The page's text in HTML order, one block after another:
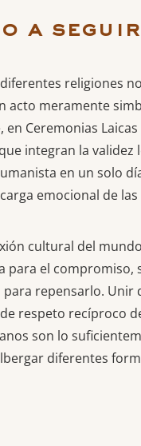
a seguir
religiones
acto meramente
en Ceremonias
integran la validez
en un solo
emocional de
cultural del
para el compromiso,
repensarlo. Unir
respeto recíproco
son lo
diferentes